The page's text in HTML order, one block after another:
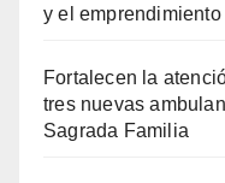
y el emprendimiento
Fortalecen la
tres nuevas
Sagrada Familia